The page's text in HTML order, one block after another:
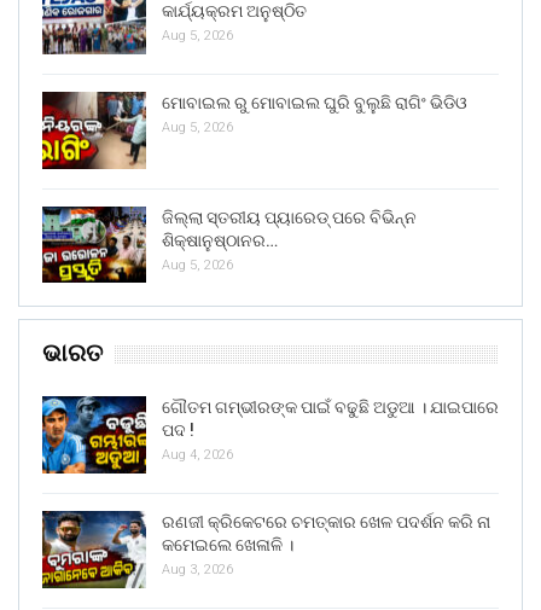
କାର୍ଯ୍ୟକ୍ରମ ଅନୁଷ୍ଠିତ
Aug 5, 2026
ମୋବାଇଲ ରୁ ମୋବାଇଲ ଘୁରି ବୁଲୁଛି ରାଗିଂ ଭିଡିଓ
Aug 5, 2026
ଜିଲ୍ଲା ସ୍ତରୀୟ ପ୍ୟାରେଡ୍ ପରେ ବିଭିନ୍ନ
ଶିକ୍ଷାନୁଷ୍ଠାନର…
Aug 5, 2026
ଭାରତ
ଗୌତମ ଗମ୍ଭୀରଙ୍କ ପାଇଁ ବଢୁଛି ଅଡୁଆ । ଯାଇପାରେ
ପଦ !
Aug 4, 2026
ରଣଜୀ କ୍ରିକେଟରେ ଚମତ୍କାର ଖେଳ ପଦର୍ଶନ କରି ନା
କମେଇଲେ ଖେଳାଳି ।
Aug 3, 2026